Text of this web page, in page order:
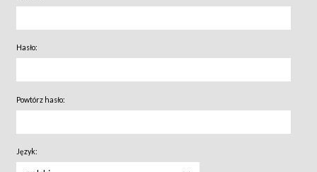
Hasło:
Powtórz hasło:
Język: